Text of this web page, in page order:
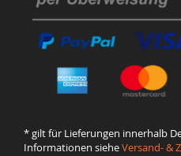
* gilt für Lieferungen innerhalb
Informationen sieheVersand- &